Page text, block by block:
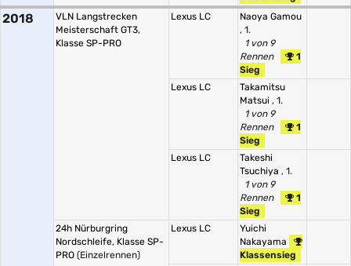
2018
VLN Langstrecken
Meisterschaft GT3,
Klasse SP-PRO
Lexus LC
Naoya Gamou
, 1.
1 von 9
Rennen
1
Sieg
Lexus LC
Takamitsu
Matsui , 1.
1 von 9
Rennen
1
Sieg
Lexus LC
Takeshi
Tsuchiya , 1.
1 von 9
Rennen
1
Sieg
24h Nürburgring
Nordschleife, Klasse SP-
PRO (Einzelrennen)
Lexus LC
Yuichi
Nakayama
Klassensieg